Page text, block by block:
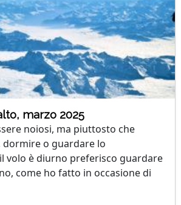
marzo 2025
noiosi, ma piuttosto che
o guardare lo
volo è diurno preferisco guardare
come ho fatto in occasione di